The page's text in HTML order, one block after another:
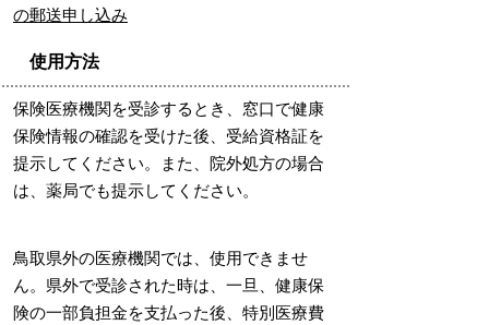
の郵送申し込み
使用方法
保険医療機関を受診するとき、窓口で健康
保険情報の確認を受けた後、受給資格証を
提示してください。また、院外処方の場合
は、薬局でも提示してください。
鳥取県外の医療機関では、使用できませ
ん。県外で受診された時は、一旦、健康保
険の一部負担金を支払った後、特別医療費